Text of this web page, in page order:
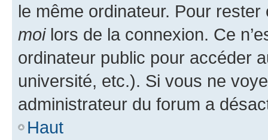
le même ordinateur. Pour
moilors de la connexion. Ce
ordinateur public pour accéder
université, etc.). Si vous ne
administrateur du forum a
Haut